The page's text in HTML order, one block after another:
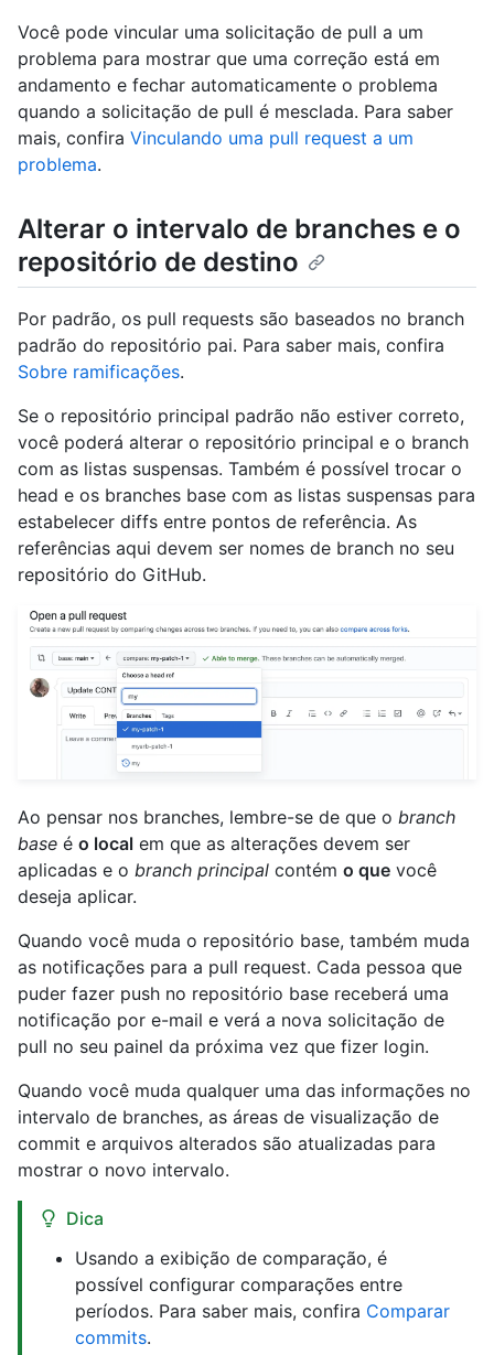
Você pode vincular uma solicitação de pull a um
problema para mostrar que uma correção está em
andamento e fechar automaticamente o problema
quando a solicitação de pull é mesclada. Para saber
mais, confira Vinculando uma pull request a um
problema.
Alterar o intervalo de branches e o
repositório de destino
Por padrão, os pull requests são baseados no branch
padrão do repositório pai. Para saber mais, confira
Sobre ramificações.
Se o repositório principal padrão não estiver correto,
você poderá alterar o repositório principal e o branch
com as listas suspensas. Também é possível trocar o
head e os branches base com as listas suspensas para
estabelecer diffs entre pontos de referência. As
referências aqui devem ser nomes de branch no seu
repositório do GitHub.
Ao pensar nos branches, lembre-se de que o branch
base é o local em que as alterações devem ser
aplicadas e o branch principal contém o que você
deseja aplicar.
Quando você muda o repositório base, também muda
as notificações para a pull request. Cada pessoa que
puder fazer push no repositório base receberá uma
notificação por e-mail e verá a nova solicitação de
pull no seu painel da próxima vez que fizer login.
Quando você muda qualquer uma das informações no
intervalo de branches, as áreas de visualização de
commit e arquivos alterados são atualizadas para
mostrar o novo intervalo.
Dica
Usando a exibição de comparação, é
possível configurar comparações entre
períodos. Para saber mais, confira Comparar
commits.